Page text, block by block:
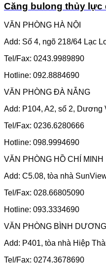
Căng bulong thủy lực
VĂN PHÒNG HÀ NỘI
Add: Số 4, ngõ 218/64 Lạc
Tel/Fax: 0243.9989890
Hotline: 092.8884690
VĂN PHÒNG ĐÀ NẴNG
Add: P104, A2, số 2, Dương
Tel/Fax: 0236.6280666
Hotline: 098.9994690
VĂN PHÒNG HỒ CHÍ MINH
Add: C5.08, tòa nhà
Tel/Fax: 028.66805090
Hotline: 093.3334690
VĂN PHÒNG BÌNH DƯƠNG
Add: P401, tòa nhà Hiệp
Tel/Fax: 0274.3678690